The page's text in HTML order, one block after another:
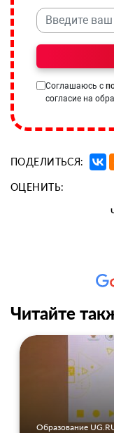
Соглашаюсь с
согласие на
ПОДЕЛИТЬСЯ:
ОЦЕНИТЬ:
Читайте
Образование